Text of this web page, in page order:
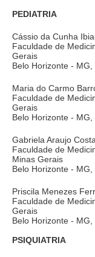
PEDIATRIA
Cássio da Cunha
Faculdade de
Gerais
Belo Horizonte - MG,
Maria do Carmo
Faculdade de
Gerais
Belo Horizonte - MG,
Gabriela Araujo Costa
Faculdade de
Minas Gerais
Belo Horizonte - MG,
Priscila Menezes
Faculdade de
Gerais
Belo Horizonte - MG,
PSIQUIATRIA